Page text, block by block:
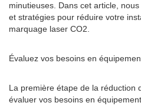
minutieuses. Dans cet article,
et stratégies pour réduire votre
marquage laser CO2.
Évaluez vos besoins en
La première étape de la réduction
évaluer vos besoins en